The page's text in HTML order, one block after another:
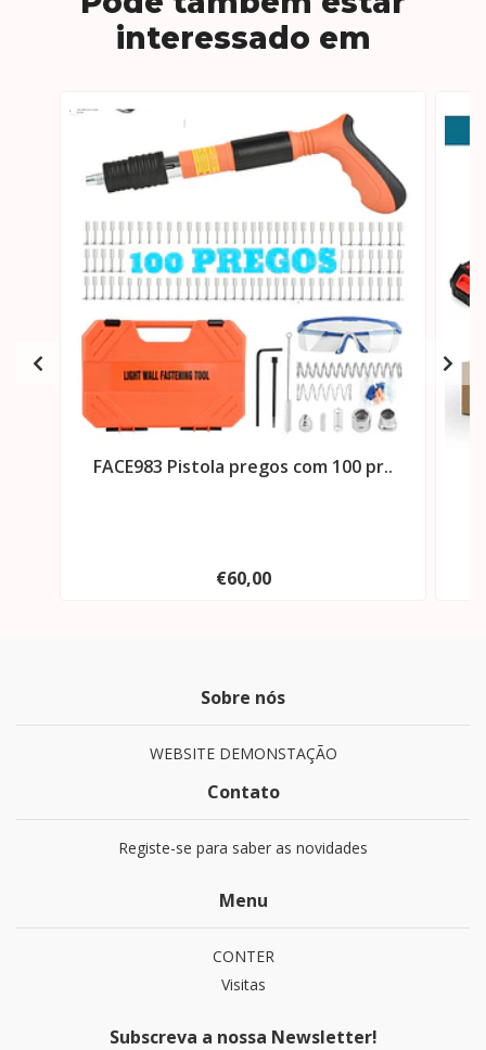
interessado em
FACE983 Pistola pregos com 100 pr..
€60,00
Sobre nós
WEBSITE DEMONSTAÇÃO
Contato
Registe-se para saber as novidades
Menu
CONTER
Visitas
Subscreva a nossa Newsletter!